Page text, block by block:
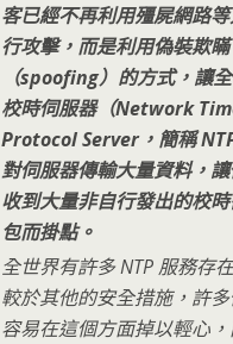
客已經不再利用殭屍網路
行攻擊，而是利用偽裝欺瞞
（spoofing）的方式，讓
校時伺服器（Network
Protocol Server，簡稱
對伺服器傳輸大量資料，
收到大量非自行發出的校
包而掛點。
全世界有許多 NTP 服務存
較於其他的安全措施，許
容易在這個方面掉以輕心